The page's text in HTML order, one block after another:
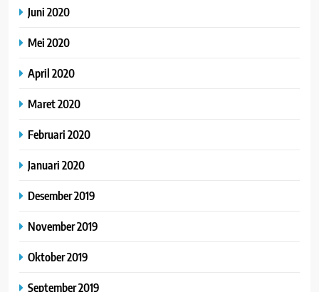
Juni 2020
Mei 2020
April 2020
Maret 2020
Februari 2020
Januari 2020
Desember 2019
November 2019
Oktober 2019
September 2019